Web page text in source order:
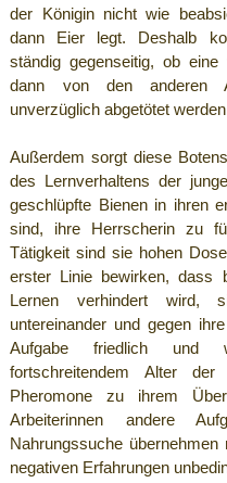
der Königin nicht wie
dann Eier legt. Deshalb
ständig gegenseitig, ob
dann von den anderen
unverzüglich abgetötet
Außerdem sorgt diese
des Lernverhaltens der
geschlüpfte Bienen in ihren
sind, ihre Herrscherin zu
Tätigkeit sind sie hohen
erster Linie bewirken, dass
Lernen verhindert wird,
untereinander und gegen
Aufgabe friedlich und
fortschreitendem Alter
Pheromone zu ihrem
Arbeiterinnen andere
Nahrungssuche
negativen Erfahrungen